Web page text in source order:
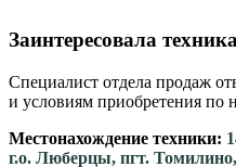
Заинтересовала
Специалист отдела продаж
и условиям приобретения по
Местонахождение техники:
г.о. Люберцы, пгт.